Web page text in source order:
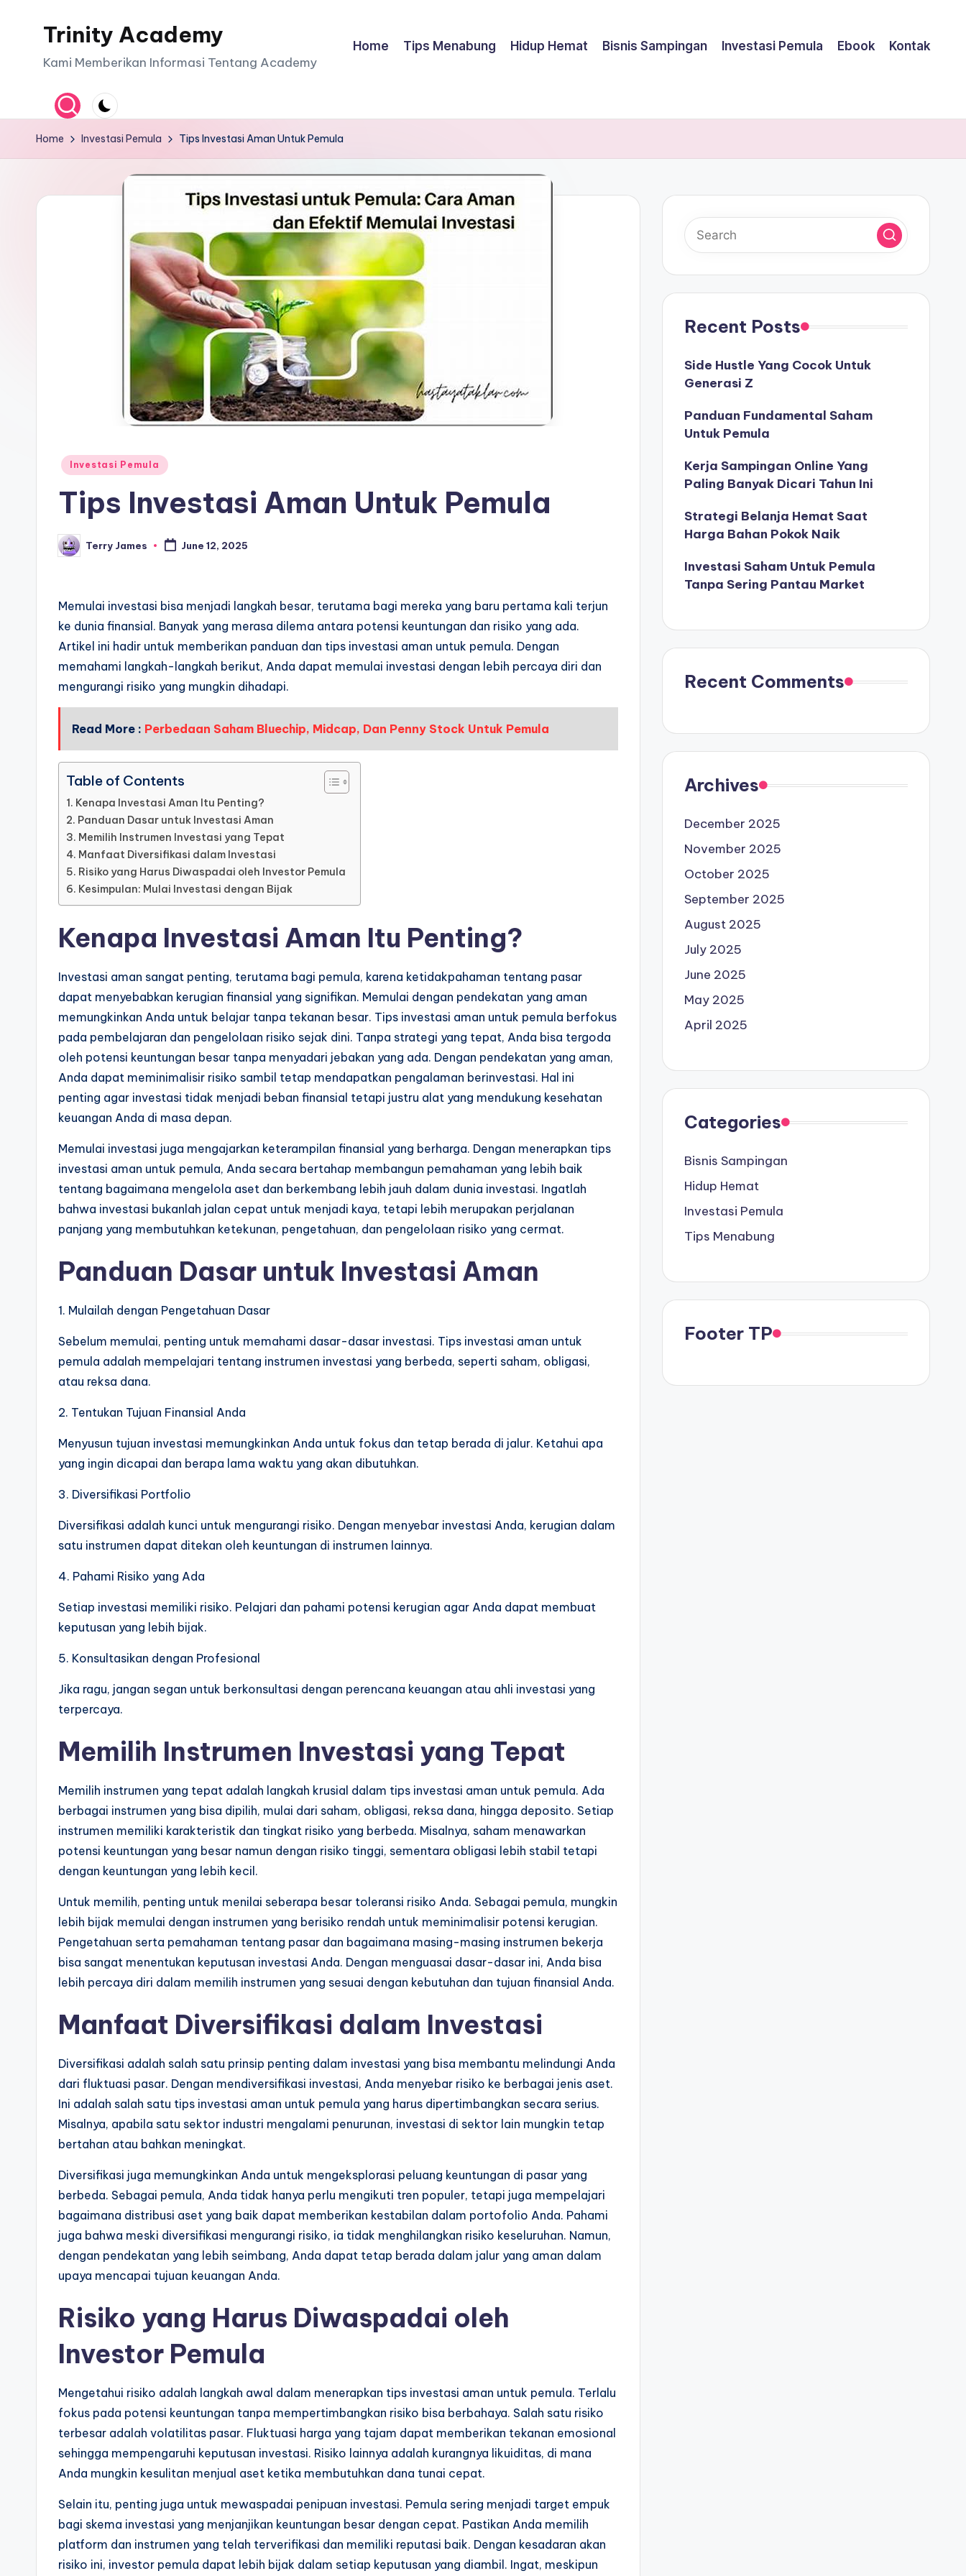
Trinity Academy
Kami Memberikan Informasi Tentang Academy
Home Tips Menabung Hidup Hemat Bisnis Sampingan Investasi Pemula Ebook Kontak
Home Investasi Pemula Tips Investasi Aman Untuk Pemula
PostedInvestasi Pemula
Tips Investasi Aman Untuk Pemula
Posted
by
Terry James June 12, 2025
Memulai investasi bisa menjadi langkah besar, terutama bagi mereka yang baru pertama kali terjun
ke dunia finansial. Banyak yang merasa dilema antara potensi keuntungan dan risiko yang ada.
Artikel ini hadir untuk memberikan panduan dan tips investasi aman untuk pemula. Dengan
memahami langkah-langkah berikut, Anda dapat memulai investasi dengan lebih percaya diri dan
mengurangi risiko yang mungkin dihadapi.
Read More : Perbedaan Saham Bluechip, Midcap, Dan Penny Stock Untuk Pemula
Table of Contents
Kenapa Investasi Aman Itu Penting?
Panduan Dasar untuk Investasi Aman
Memilih Instrumen Investasi yang Tepat
Manfaat Diversifikasi dalam Investasi
Risiko yang Harus Diwaspadai oleh Investor Pemula
Kesimpulan: Mulai Investasi dengan Bijak
Kenapa Investasi Aman Itu Penting?
Investasi aman sangat penting, terutama bagi pemula, karena ketidakpahaman tentang pasar
dapat menyebabkan kerugian finansial yang signifikan. Memulai dengan pendekatan yang aman
memungkinkan Anda untuk belajar tanpa tekanan besar. Tips investasi aman untuk pemula berfokus
pada pembelajaran dan pengelolaan risiko sejak dini. Tanpa strategi yang tepat, Anda bisa tergoda
oleh potensi keuntungan besar tanpa menyadari jebakan yang ada. Dengan pendekatan yang aman,
Anda dapat meminimalisir risiko sambil tetap mendapatkan pengalaman berinvestasi. Hal ini
penting agar investasi tidak menjadi beban finansial tetapi justru alat yang mendukung kesehatan
keuangan Anda di masa depan.
Memulai investasi juga mengajarkan keterampilan finansial yang berharga. Dengan menerapkan tips
investasi aman untuk pemula, Anda secara bertahap membangun pemahaman yang lebih baik
tentang bagaimana mengelola aset dan berkembang lebih jauh dalam dunia investasi. Ingatlah
bahwa investasi bukanlah jalan cepat untuk menjadi kaya, tetapi lebih merupakan perjalanan
panjang yang membutuhkan ketekunan, pengetahuan, dan pengelolaan risiko yang cermat.
Panduan Dasar untuk Investasi Aman
1. Mulailah dengan Pengetahuan Dasar
Sebelum memulai, penting untuk memahami dasar-dasar investasi. Tips investasi aman untuk
pemula adalah mempelajari tentang instrumen investasi yang berbeda, seperti saham, obligasi,
atau reksa dana.
2. Tentukan Tujuan Finansial Anda
Menyusun tujuan investasi memungkinkan Anda untuk fokus dan tetap berada di jalur. Ketahui apa
yang ingin dicapai dan berapa lama waktu yang akan dibutuhkan.
3. Diversifikasi Portfolio
Diversifikasi adalah kunci untuk mengurangi risiko. Dengan menyebar investasi Anda, kerugian dalam
satu instrumen dapat ditekan oleh keuntungan di instrumen lainnya.
4. Pahami Risiko yang Ada
Setiap investasi memiliki risiko. Pelajari dan pahami potensi kerugian agar Anda dapat membuat
keputusan yang lebih bijak.
5. Konsultasikan dengan Profesional
Jika ragu, jangan segan untuk berkonsultasi dengan perencana keuangan atau ahli investasi yang
terpercaya.
Memilih Instrumen Investasi yang Tepat
Memilih instrumen yang tepat adalah langkah krusial dalam tips investasi aman untuk pemula. Ada
berbagai instrumen yang bisa dipilih, mulai dari saham, obligasi, reksa dana, hingga deposito. Setiap
instrumen memiliki karakteristik dan tingkat risiko yang berbeda. Misalnya, saham menawarkan
potensi keuntungan yang besar namun dengan risiko tinggi, sementara obligasi lebih stabil tetapi
dengan keuntungan yang lebih kecil.
Untuk memilih, penting untuk menilai seberapa besar toleransi risiko Anda. Sebagai pemula, mungkin
lebih bijak memulai dengan instrumen yang berisiko rendah untuk meminimalisir potensi kerugian.
Pengetahuan serta pemahaman tentang pasar dan bagaimana masing-masing instrumen bekerja
bisa sangat menentukan keputusan investasi Anda. Dengan menguasai dasar-dasar ini, Anda bisa
lebih percaya diri dalam memilih instrumen yang sesuai dengan kebutuhan dan tujuan finansial Anda.
Manfaat Diversifikasi dalam Investasi
Diversifikasi adalah salah satu prinsip penting dalam investasi yang bisa membantu melindungi Anda
dari fluktuasi pasar. Dengan mendiversifikasi investasi, Anda menyebar risiko ke berbagai jenis aset.
Ini adalah salah satu tips investasi aman untuk pemula yang harus dipertimbangkan secara serius.
Misalnya, apabila satu sektor industri mengalami penurunan, investasi di sektor lain mungkin tetap
bertahan atau bahkan meningkat.
Diversifikasi juga memungkinkan Anda untuk mengeksplorasi peluang keuntungan di pasar yang
berbeda. Sebagai pemula, Anda tidak hanya perlu mengikuti tren populer, tetapi juga mempelajari
bagaimana distribusi aset yang baik dapat memberikan kestabilan dalam portofolio Anda. Pahami
juga bahwa meski diversifikasi mengurangi risiko, ia tidak menghilangkan risiko keseluruhan. Namun,
dengan pendekatan yang lebih seimbang, Anda dapat tetap berada dalam jalur yang aman dalam
upaya mencapai tujuan keuangan Anda.
Risiko yang Harus Diwaspadai oleh
Investor Pemula
Mengetahui risiko adalah langkah awal dalam menerapkan tips investasi aman untuk pemula. Terlalu
fokus pada potensi keuntungan tanpa mempertimbangkan risiko bisa berbahaya. Salah satu risiko
terbesar adalah volatilitas pasar. Fluktuasi harga yang tajam dapat memberikan tekanan emosional
sehingga mempengaruhi keputusan investasi. Risiko lainnya adalah kurangnya likuiditas, di mana
Anda mungkin kesulitan menjual aset ketika membutuhkan dana tunai cepat.
Selain itu, penting juga untuk mewaspadai penipuan investasi. Pemula sering menjadi target empuk
bagi skema investasi yang menjanjikan keuntungan besar dengan cepat. Pastikan Anda memilih
platform dan instrumen yang telah terverifikasi dan memiliki reputasi baik. Dengan kesadaran akan
risiko ini, investor pemula dapat lebih bijak dalam setiap keputusan yang diambil. Ingat, meskipun
Recent Posts
Side Hustle Yang Cocok Untuk
Generasi Z
Panduan Fundamental Saham
Untuk Pemula
Kerja Sampingan Online Yang
Paling Banyak Dicari Tahun Ini
Strategi Belanja Hemat Saat
Harga Bahan Pokok Naik
Investasi Saham Untuk Pemula
Tanpa Sering Pantau Market
Recent Comments
Archives
December 2025
November 2025
October 2025
September 2025
August 2025
July 2025
June 2025
May 2025
April 2025
Categories
Bisnis Sampingan
Hidup Hemat
Investasi Pemula
Tips Menabung
Footer TP